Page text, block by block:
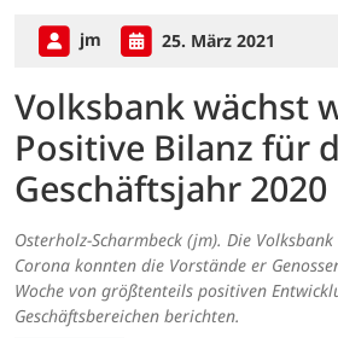
jm 25. März 2021
Volksbank wächst
Positive Bilanz für
Geschäftsjahr 2020
Osterholz-Scharmbeck (jm). Die
Corona konnten die Vorstände er
Woche von größtenteils positiven
Geschäftsbereichen berichten.